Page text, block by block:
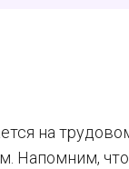
на
Напомним,